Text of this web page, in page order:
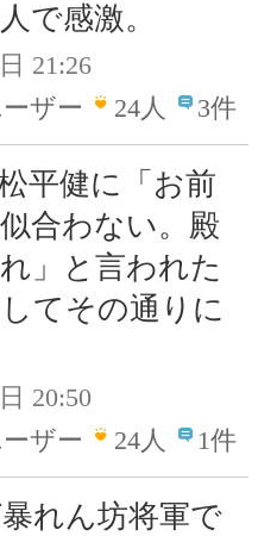
で感激。
21:26
ザー
24人 3件
平健に「お前
合わない。殿
」と言われた
てその通りに
20:50
ザー
24人 1件
れん坊将軍で